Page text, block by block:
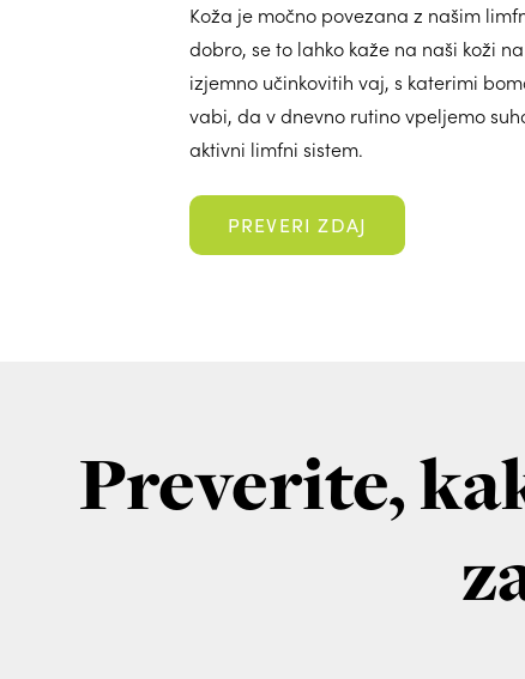
Koža je močno povezana z našim
dobro, se to lahko kaže na naši koži
izjemno učinkovitih vaj, s katerimi
vabi, da v dnevno rutino vpeljemo
aktivni limfni sistem.
PREVERI ZDAJ
Preverite,